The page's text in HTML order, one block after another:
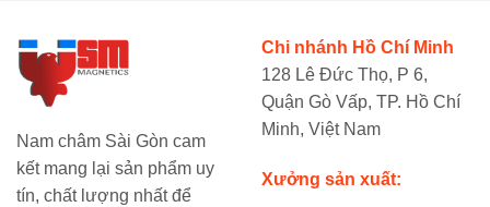
Nam châm Sài Gòn cam
kết mang lại sản phẩm uy
tín, chất lượng nhất để
Chi nhánh Hồ Chí Minh
128 Lê Đức Thọ, P 6,
Quận Gò Vấp, TP. Hồ Chí
Minh, Việt Nam
Xưởng sản xuất: